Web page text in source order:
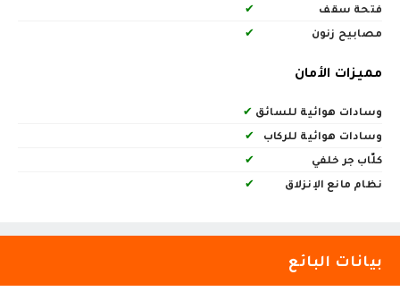
فتحة سقف
✔
مصابيح زنون
✔
مميزات الأمان
وسادات هوائية للسائق ✔
وسادات هوائية للركاب
✔
كلّاب جر خلفي
✔
نظام مانع الإنزلاق
✔
بيانات البائع